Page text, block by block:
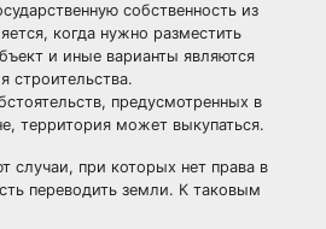
собственность из
когда нужно разместить
и иные варианты являются
строительства.
предусмотренных в
территория может выкупаться.
случаи, при которых нет права в
переводить земли. К таковым